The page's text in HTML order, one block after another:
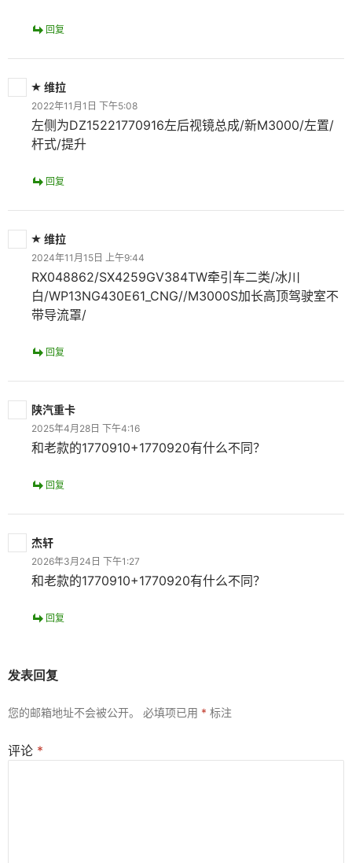
回复
维拉
2022年11月1日 下午5:08
左侧为DZ15221770916左后视镜总成/新M3000/左置/
杆式/提升
回复
维拉
2024年11月15日 上午9:44
RX048862/SX4259GV384TW牵引车二类/冰川
白/WP13NG430E61_CNG//M3000S加长高顶驾驶室不
带导流罩/
回复
陕汽重卡
2025年4月28日 下午4:16
和老款的1770910+1770920有什么不同？
回复
杰轩
2026年3月24日 下午1:27
和老款的1770910+1770920有什么不同？
回复
发表回复
您的邮箱地址不会被公开。 必填项已用 * 标注
评论 *